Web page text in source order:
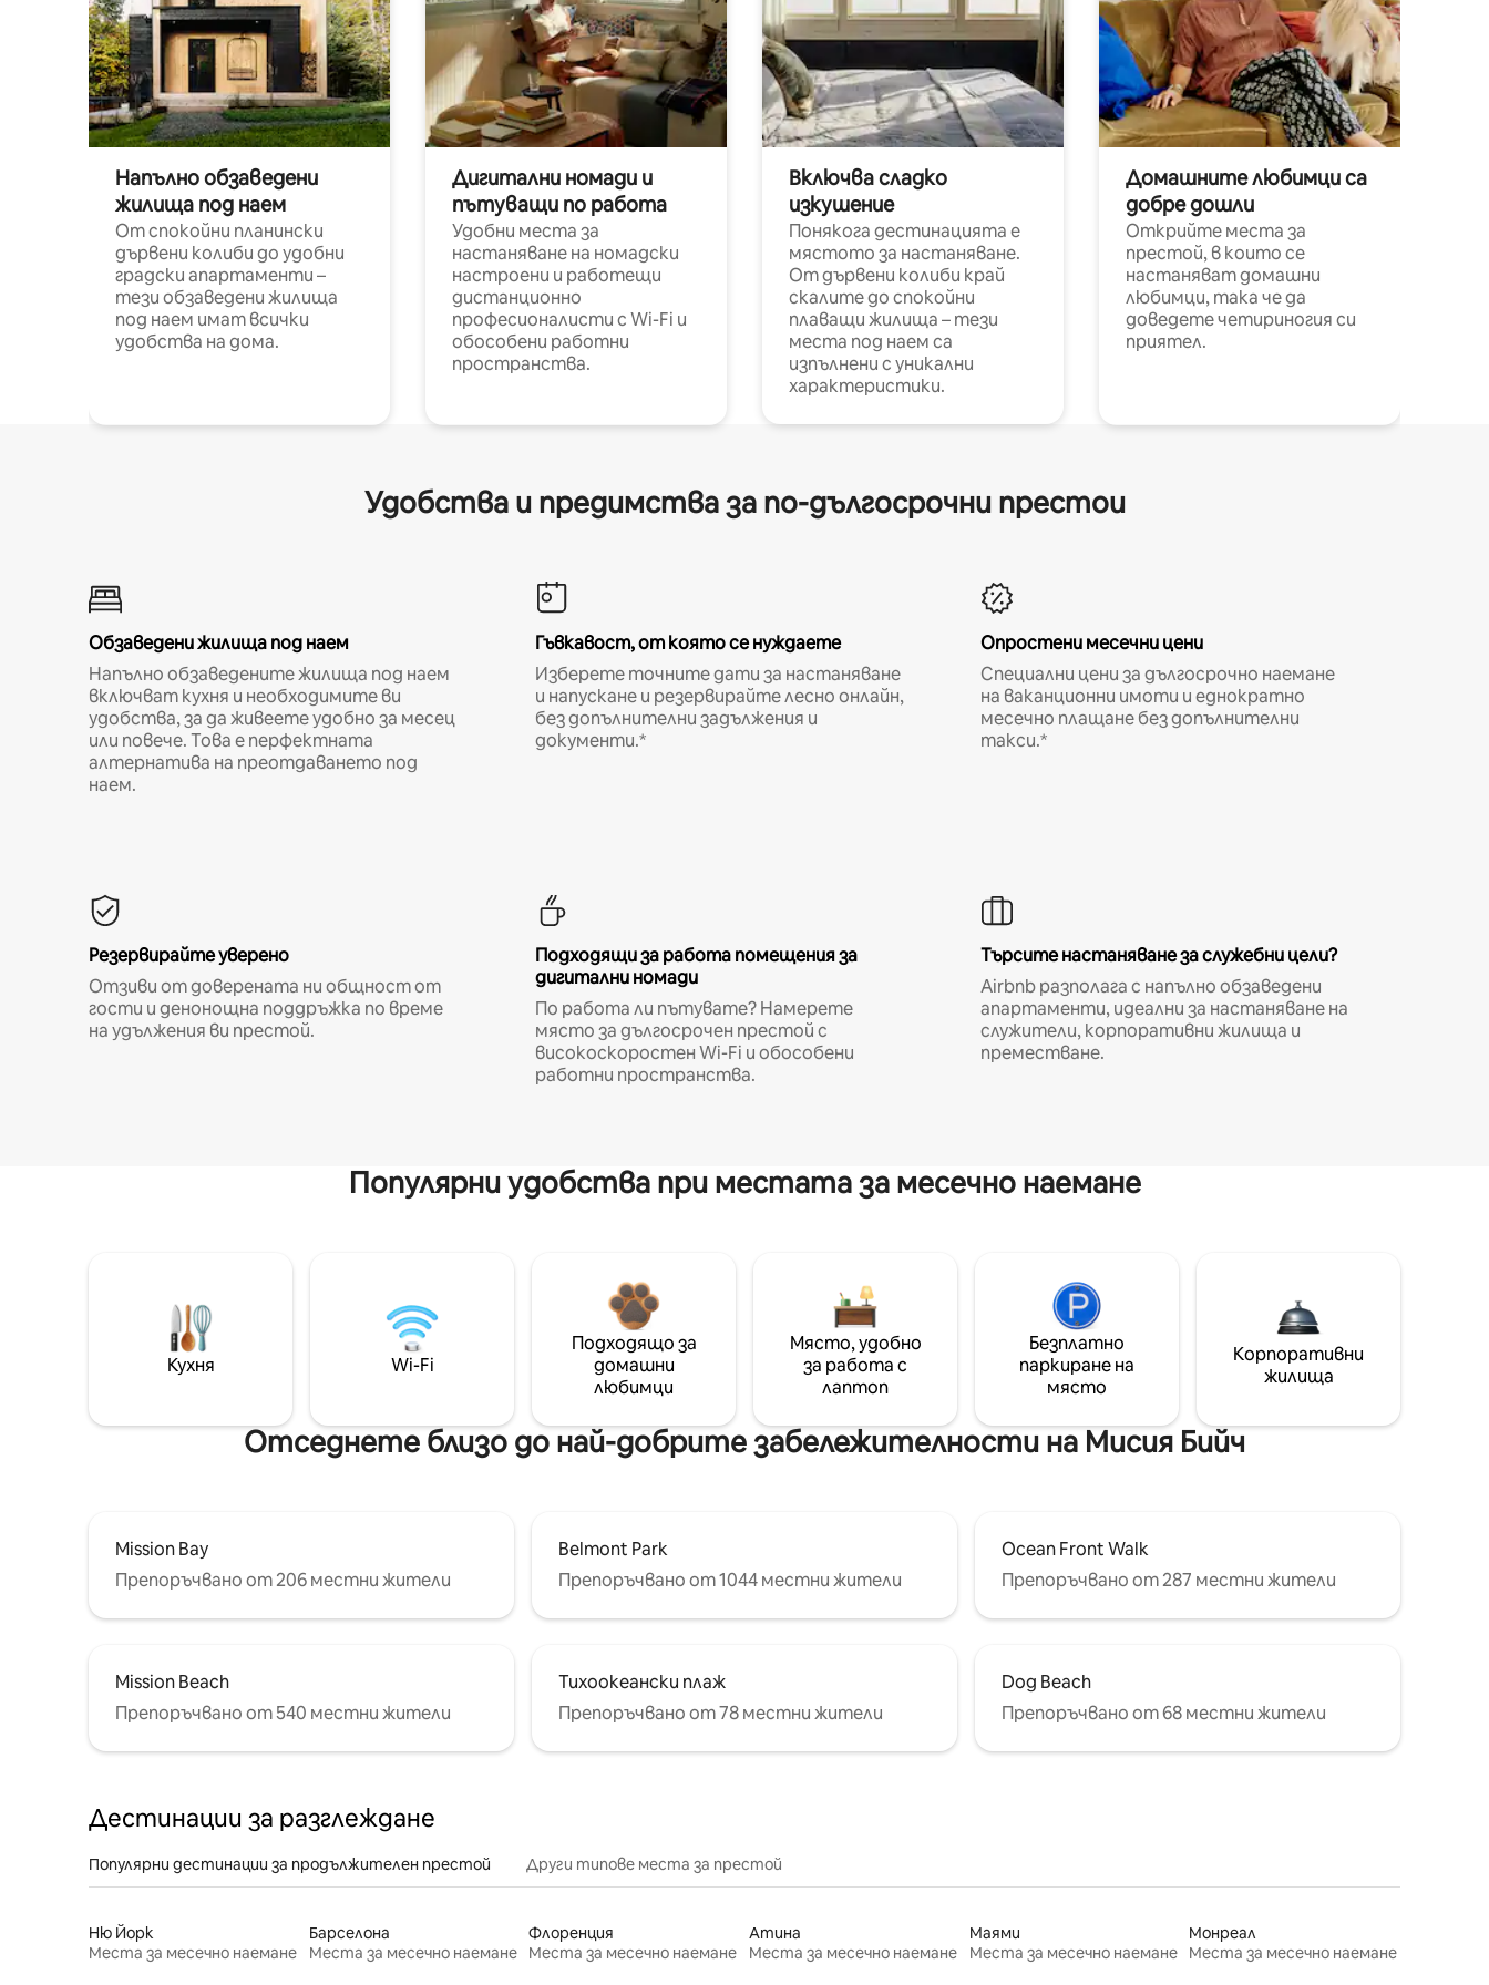
Напълно обзаведени
жилища под наем
От спокойни планински
дървени колиби до удобни
градски апартаменти –
тези обзаведени жилища
под наем имат всички
удобства на дома.
Дигитални номади и
пътуващи по работа
Удобни места за
настаняване на номадски
настроени и работещи
дистанционно
професионалисти с Wi-Fi и
обособени работни
пространства.
Включва сладко
изкушение
Понякога дестинацията е
мястото за настаняване.
От дървени колиби край
скалите до спокойни
плаващи жилища – тези
места под наем са
изпълнени с уникални
характеристики.
Домашните любимци са
добре дошли
Открийте места за
престой, в които се
настаняват домашни
любимци, така че да
доведете четириногия си
приятел.
Удобства и предимства за по-дългосрочни престои
Обзаведени жилища под наем
Напълно обзаведените жилища под наем
включват кухня и необходимите ви
удобства, за да живеете удобно за месец
или повече. Това е перфектната
алтернатива на преотдаването под
наем.
Гъвкавост, от която се нуждаете
Изберете точните дати за настаняване
и напускане и резервирайте лесно онлайн,
без допълнителни задължения и
документи.*
Опростени месечни цени
Специални цени за дългосрочно наемане
на ваканционни имоти и еднократно
месечно плащане без допълнителни
такси.*
Резервирайте уверено
Отзиви от доверената ни общност от
гости и денонощна поддръжка по време
на удължения ви престой.
Подходящи за работа помещения за
дигитални номади
По работа ли пътувате? Намерете
място за дългосрочен престой с
високоскоростен Wi-Fi и обособени
работни пространства.
Търсите настаняване за служебни цели?
Airbnb разполага с напълно обзаведени
апартаменти, идеални за настаняване на
служители, корпоративни жилища и
преместване.
Популярни удобства при местата за месечно наемане
Кухня Wi-Fi
Подходящо за
домашни
любимци
Място, удобно
за работа с
лаптоп
Безплатно
паркиране на
място
Корпоративни
жилища
Отседнете близо до най-добрите забележителности на Мисия Бийч
Mission Bay
Препоръчвано от 206 местни жители
Belmont Park
Препоръчвано от 1044 местни жители
Ocean Front Walk
Препоръчвано от 287 местни жители
Mission Beach
Препоръчвано от 540 местни жители
Тихоокеански плаж
Препоръчвано от 78 местни жители
Dog Beach
Препоръчвано от 68 местни жители
Дестинации за разглеждане
Популярни дестинации за продължителен престой Други типове места за престой
Ню Йорк
Места за месечно наемане
Барселона
Места за месечно наемане
Флоренция
Места за месечно наемане
Атина
Места за месечно наемане
Маями
Места за месечно наемане
Монреал
Места за месечно наемане